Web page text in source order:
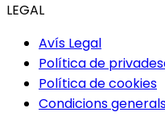
LEGAL
Avís Legal
Política de
Política de cookies
Condicions